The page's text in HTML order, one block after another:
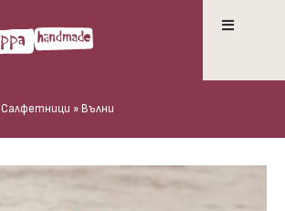
Салфетници » Вълни